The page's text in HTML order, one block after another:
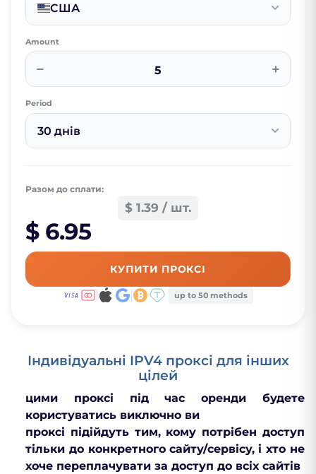
США
Amount
− +
Period
30 днів
Разом до сплати:
$ 1.39 / шт.
$ 6.95
КУПИТИ ПРОКСІ
up to 50 methods
Індивідуальні IPV4 проксі для інших
цілей
цими проксі під час оренди будете
користуватись виключно ви
проксі підійдуть тим, кому потрібен доступ
тільки до конкретного сайту/сервісу, і хто не
хоче переплачувати за доступ до всіх сайтів